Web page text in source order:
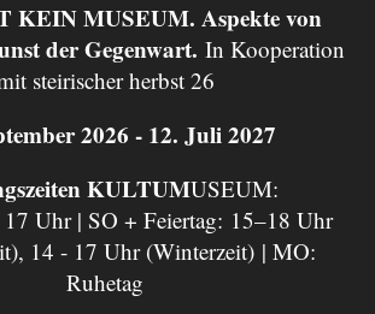
KEIN MUSEUM. Aspekte von
der Gegenwart. In Kooperation
steirischer herbst 26
2026 - 12. Juli 2027
KULTUMUSEUM:
Uhr | SO + Feiertag: 15–18 Uhr
14 - 17 Uhr (Winterzeit) | MO:
Ruhetag